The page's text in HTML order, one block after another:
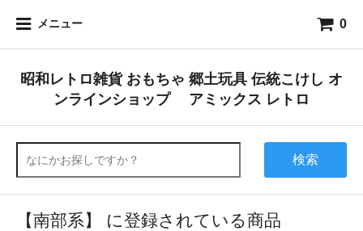
メニュー 0
昭和レトロ雑貨 おもちゃ 郷土玩具 伝統こけし オ
ンラインショップ アミックス レトロ
検索
【南部系】 に登録されている商品